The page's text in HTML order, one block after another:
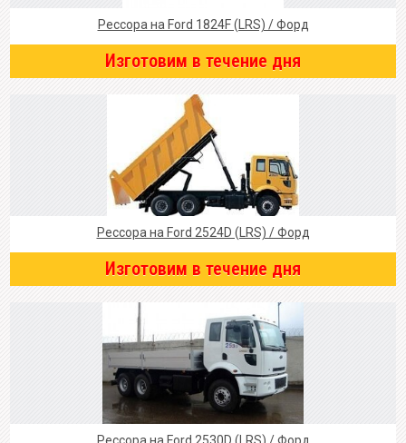
Рессора на Ford 1824F (LRS) / Форд
Изготовим в течение дня
Рессора на Ford 2524D (LRS) / Форд
Изготовим в течение дня